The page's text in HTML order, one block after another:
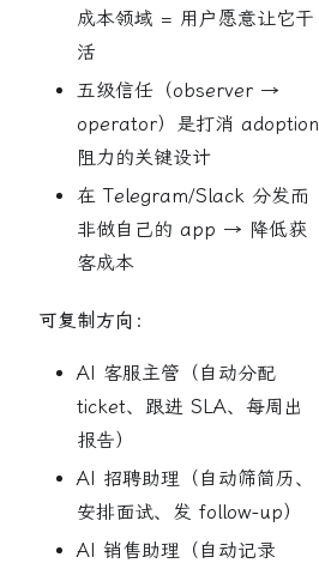
成本领域 = 用户愿意让它干
活
五级信任（observer →
operator）是打消 adoption
阻力的关键设计
在 Telegram/Slack 分发而
非做自己的 app → 降低获
客成本
可复制方向：
AI 客服主管（自动分配
ticket、跟进 SLA、每周出
报告）
AI 招聘助理（自动筛简历、
安排面试、发 follow-up）
AI 销售助理（自动记录